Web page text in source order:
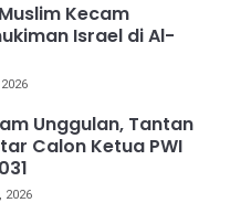
Kecam
Israel di Al-
Unggulan, Tantan
Calon Ketua PWI
2026